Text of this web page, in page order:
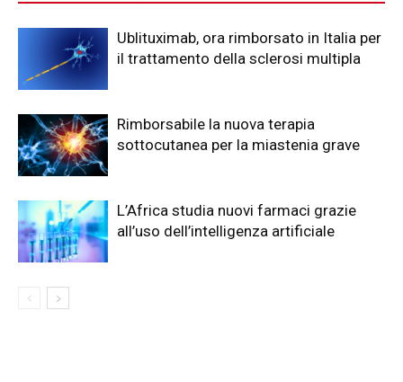
Ublituximab, ora rimborsato in Italia per
il trattamento della sclerosi multipla
Rimborsabile la nuova terapia
sottocutanea per la miastenia grave
L’Africa studia nuovi farmaci grazie
all’uso dell’intelligenza artificiale